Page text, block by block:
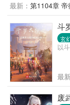
最新： 第1104章 帝
斗
玄
以
最
废